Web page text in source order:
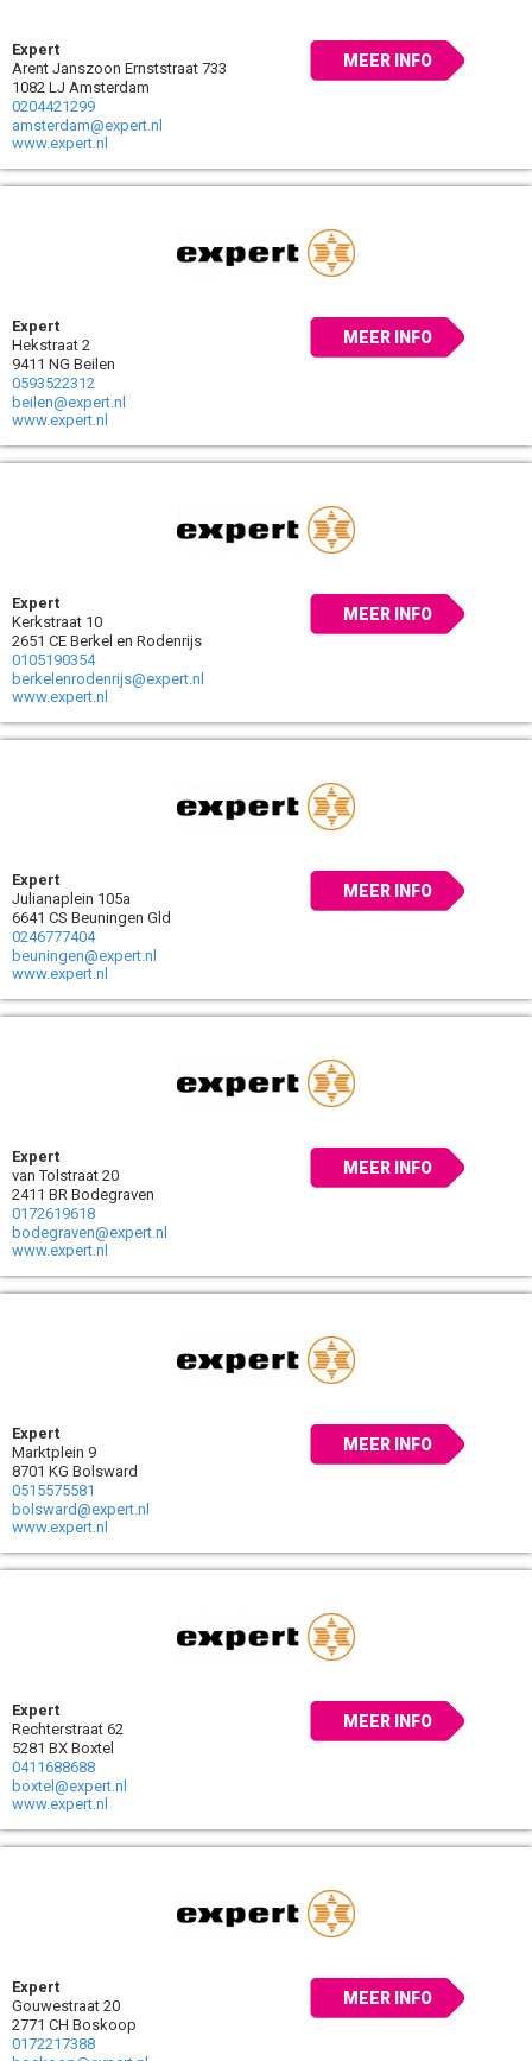
Expert
Arent Janszoon Ernststraat 733
1082 LJ Amsterdam
0204421299
amsterdam@expert.nl
www.expert.nl
MEER INFO
Expert
Hekstraat 2
9411 NG Beilen
0593522312
beilen@expert.nl
www.expert.nl
MEER INFO
Expert
Kerkstraat 10
2651 CE Berkel en Rodenrijs
0105190354
berkelenrodenrijs@expert.nl
www.expert.nl
MEER INFO
Expert
Julianaplein 105a
6641 CS Beuningen Gld
0246777404
beuningen@expert.nl
www.expert.nl
MEER INFO
Expert
van Tolstraat 20
2411 BR Bodegraven
0172619618
bodegraven@expert.nl
www.expert.nl
MEER INFO
Expert
Marktplein 9
8701 KG Bolsward
0515575581
bolsward@expert.nl
www.expert.nl
MEER INFO
Expert
Rechterstraat 62
5281 BX Boxtel
0411688688
boxtel@expert.nl
www.expert.nl
MEER INFO
Expert
Gouwestraat 20
2771 CH Boskoop
0172217388
MEER INFO